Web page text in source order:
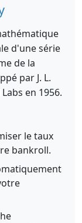
d'une série
de la
par J. L.
en 1956.
le taux
bankroll.